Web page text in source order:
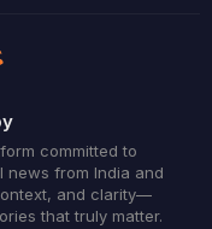
committed to
news from India and
and clarity—
that truly matter.